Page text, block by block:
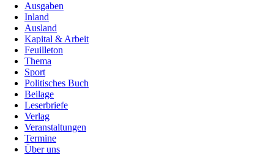
Ausgaben
Inland
Ausland
Kapital & Arbeit
Feuilleton
Thema
Sport
Politisches Buch
Beilage
Leserbriefe
Verlag
Veranstaltungen
Termine
Über uns